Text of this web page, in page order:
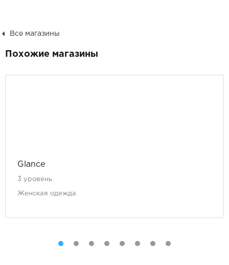
Все магазины
Похожие магазины
Glance
3 уровень
Женская одежда